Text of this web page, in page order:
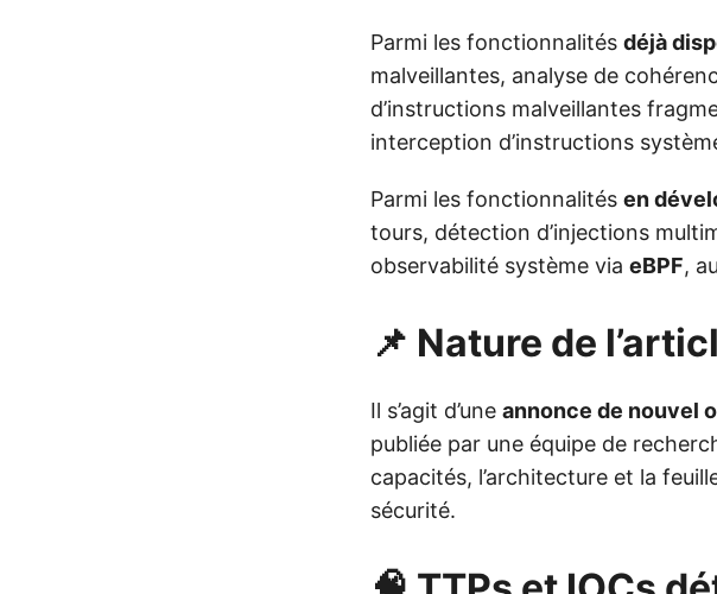
Parmi les fonctionnalités déjà
malveillantes, analyse de
d’instructions malveillantes
interception d’instructions
Parmi les fonctionnalités en
tours, détection d’injections
observabilité système via eBPF,
📌 Nature de
Il s’agit d’une annonce de nouvel
publiée par une équipe de
capacités, l’architecture et la
sécurité.